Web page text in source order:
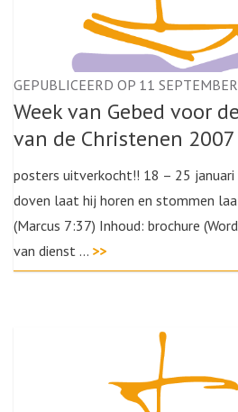
GEPUBLICEERD OP 11
Week van Gebed voor
van de Christenen 2007
posters uitverkocht!! 18 – 25
doven laat hij horen en stommen
(Marcus 7:37) Inhoud: brochure
van dienst … >>